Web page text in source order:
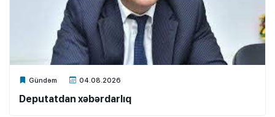
Gündəm 04.08.2026
Xalq.Online
Deputatdan xəbərdarlıq